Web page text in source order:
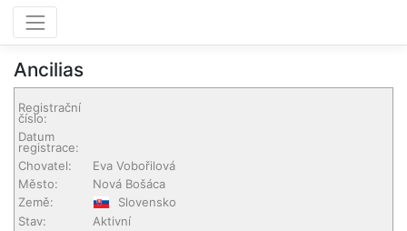
Ancilias
Registrační
číslo:
Datum
registrace:
Chovatel:
Eva Vobořilová
Město:
Nová Bošáca
Země:
Slovensko
Stav:
Aktivní